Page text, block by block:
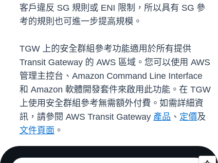
客戶違反 SG 規則或 ENI 限制，所以具有 SG 參
考的規則也可進一步提高規模。
TGW 上的安全群組參考功能適用於所有提供
Transit Gateway 的 AWS 區域。您可以使用 AWS
管理主控台、Amazon Command Line Interface
和 Amazon 軟體開發套件來啟用此功能。在 TGW
上使用安全群組參考無需額外付費。如需詳細資
訊，請參閱 AWS Transit Gateway 產品 、 定價及
文件頁面 。